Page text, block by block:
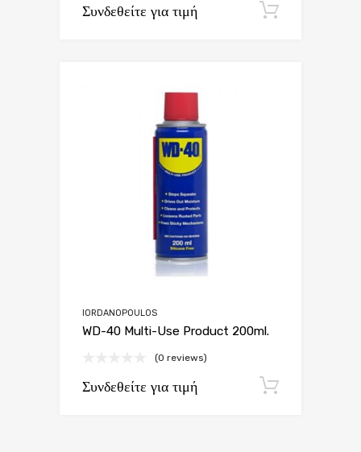
Συνδεθείτε για τιμή
IORDANOPOULOS
WD-40 Multi-Use Product 200ml.
(0 reviews)
Συνδεθείτε για τιμή